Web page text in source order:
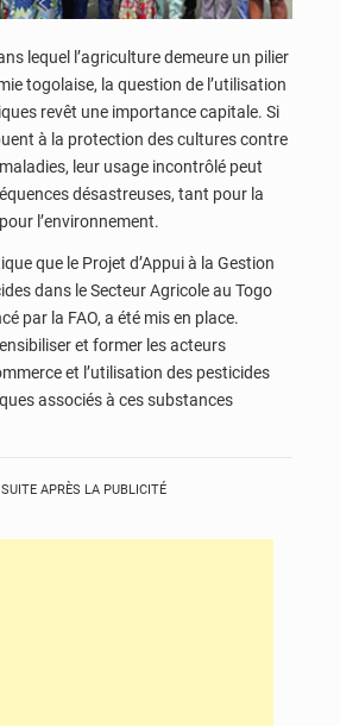
lequel l’agriculture demeure un pilier
togolaise, la question de l’utilisation
revêt une importance capitale. Si
à la protection des cultures contre
leur usage incontrôlé peut
désastreuses, tant pour la
l’environnement.
que le Projet d’Appui à la Gestion
dans le Secteur Agricole au Togo
par la FAO, a été mis en place.
et former les acteurs
et l’utilisation des pesticides
associés à ces substances
APRÈS LA PUBLICITÉ